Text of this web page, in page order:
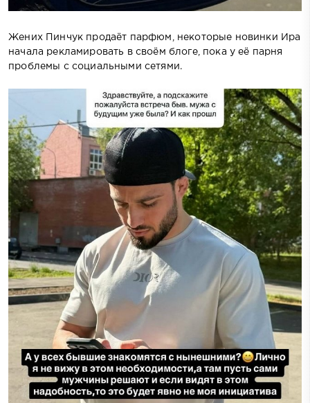
Жених Пинчук продаёт парфюм, некоторые новинки Ира
начала рекламировать в своём блоге, пока у её парня
проблемы с социальными сетями.